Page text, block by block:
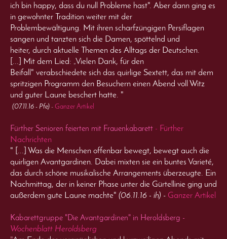
ich bin happy, dass du null Probleme hast". Aber dann ging es
in gewohnter Tradition weiter mit der
Problembewältigung. Mit ihren scharfzüngigen Persiflagen
sangen und tanzten sich die Damen, spöttelnd und
heiter, durch aktuelle Themen des Alltags der Deutschen.
[...] Mit dem Lied: „Vielen Dank, für den
Beifall" verabschiedete sich das quirlige Sextett, das mit dem
spritzigen Programm den Besuchern einen Abend voll Witz
und guter Laune beschert hatte. "
(07.11.16 - Pfe) - Ganzer Artikel
Fürther Senioren feierten mit Frauenkabarett - Fürther
Nachrichten
" [...] Was die Menschen offenbar bewegt, bewegt auch die
quirligen Avantgardinen. Dabei mixten sie ein buntes Varieté,
das durch schöne musikalische Arrangements überzeugte. Ein
Nachmittag, der in keiner Phase unter die Gürtellinie ging und
außerdem gute Laune machte" (06.11.16 - ih) - Ganzer Artikel
Kabarettgruppe "Die Avantgardinen" in Heroldsberg -
Wochenblatt Heroldsberg